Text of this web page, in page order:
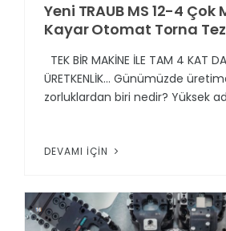
Yeni TRAUB MS 12-4 Çok
Kayar Otomat Torna
TEK BİR MAKİNE İLE TAM 4 KAT
ÜRETKENLİK… Günümüzde
zorluklardan biri nedir? Yüksek
DEVAMI İÇIN